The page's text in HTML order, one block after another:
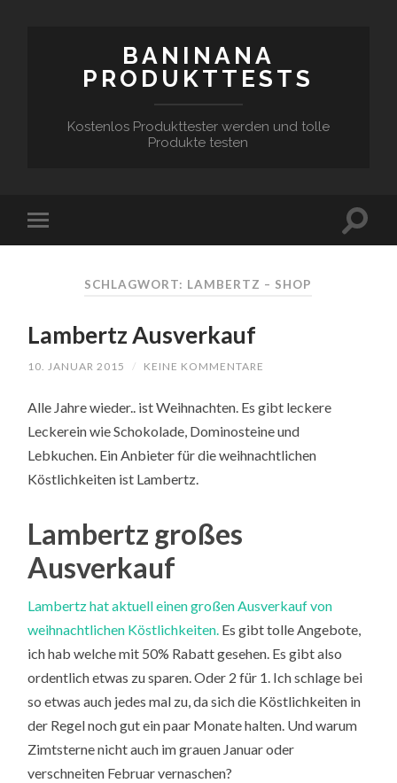
BANINANA
PRODUKTTESTS
Kostenlos Produkttester werden und tolle
Produkte testen
SCHLAGWORT: LAMBERTZ – SHOP
Lambertz Ausverkauf
10. JANUAR 2015 / KEINE KOMMENTARE
Alle Jahre wieder.. ist Weihnachten. Es gibt leckere
Leckerein wie Schokolade, Dominosteine und
Lebkuchen. Ein Anbieter für die weihnachtlichen
Köstlichkeiten ist Lambertz.
Lambertz großes
Ausverkauf
Lambertz hat aktuell einen großen Ausverkauf von
weihnachtlichen Köstlichkeiten. Es gibt tolle Angebote,
ich hab welche mit 50% Rabatt gesehen. Es gibt also
ordentlich etwas zu sparen. Oder 2 für 1. Ich schlage bei
so etwas auch jedes mal zu, da sich die Köstlichkeiten in
der Regel noch gut ein paar Monate halten. Und warum
Zimtsterne nicht auch im grauen Januar oder
verschneiten Februar vernaschen?